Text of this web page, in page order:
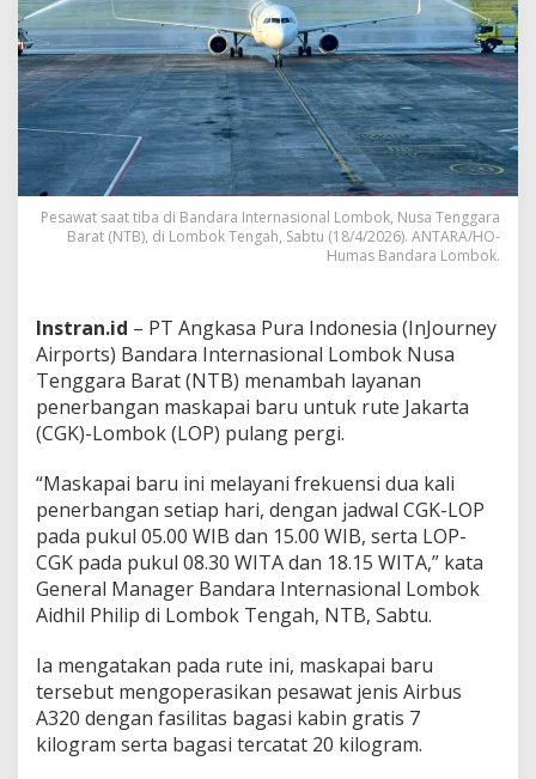
h
P
e
n
e
r
b
a
n
g
a
n
k
a
p
a
i
B
r
u
T
u
u
a
a
k
a
r
Pesawat saat tiba di Bandara Internasional Lombok, Nusa Tenggara
Barat (NTB), di Lombok Tengah, Sabtu (18/4/2026). ANTARA/HO-
Humas Bandara Lombok.
Instran.id – PT Angkasa Pura Indonesia (InJourney
Airports) Bandara Internasional Lombok Nusa
Tenggara Barat (NTB) menambah layanan
penerbangan maskapai baru untuk rute Jakarta
(CGK)-Lombok (LOP) pulang pergi.
“Maskapai baru ini melayani frekuensi dua kali
penerbangan setiap hari, dengan jadwal CGK-LOP
pada pukul 05.00 WIB dan 15.00 WIB, serta LOP-
CGK pada pukul 08.30 WITA dan 18.15 WITA,” kata
General Manager Bandara Internasional Lombok
Aidhil Philip di Lombok Tengah, NTB, Sabtu.
Ia mengatakan pada rute ini, maskapai baru
tersebut mengoperasikan pesawat jenis Airbus
A320 dengan fasilitas bagasi kabin gratis 7
kilogram serta bagasi tercatat 20 kilogram.